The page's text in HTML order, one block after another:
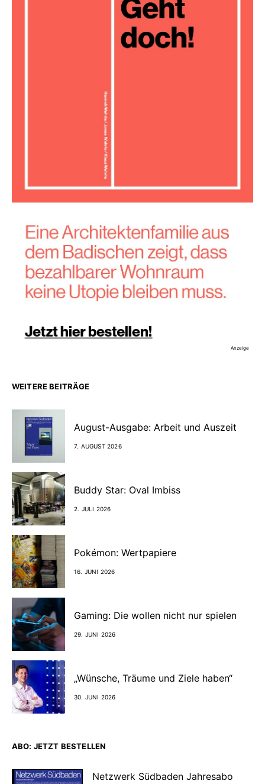
Anzeige
WEITERE BEITRÄGE
August-Ausgabe: Arbeit und Auszeit
7. AUGUST 2026
Buddy Star: Oval Imbiss
2. JULI 2026
Pokémon: Wertpapiere
16. JUNI 2026
Gaming: Die wollen nicht nur spielen
29. JUNI 2026
„Wünsche, Träume und Ziele haben“
30. JUNI 2026
ABO: JETZT BESTELLEN
Netzwerk Südbaden Jahresabo